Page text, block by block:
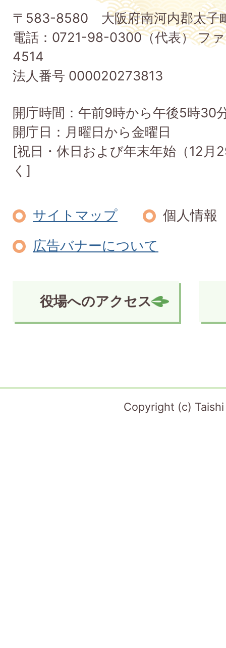
町
Taishi
Town
〒583-8580 大阪府南河内郡太子
電話：0721-98-0300（代表） フ
4514
法人番号 000020273813
開庁時間：午前9時から午後5時30
開庁日：月曜日から金曜日
[祝日・休日および年末年始（12月
く]
サイトマップ
個人情報
広告バナーについて
役場へのアクセス
Copyright (c)